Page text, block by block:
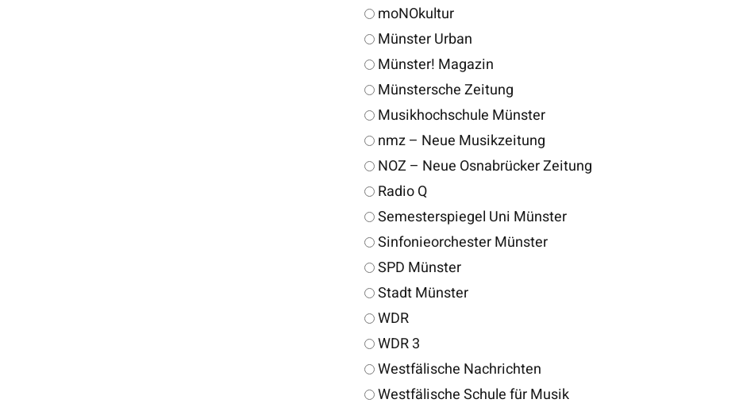
moNOkultur
Münster Urban
Münster! Magazin
Münstersche Zeitung
Musikhochschule Münster
nmz – Neue Musikzeitung
NOZ – Neue Osnabrücker Zeitung
Radio Q
Semesterspiegel Uni Münster
Sinfonieorchester Münster
SPD Münster
Stadt Münster
WDR
WDR 3
Westfälische Nachrichten
Westfälische Schule für Musik